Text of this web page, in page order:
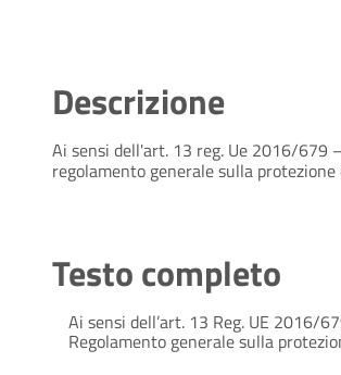
Descrizione
Ai sensi dell'art. 13 reg. Ue 2016/679 –
regolamento generale sulla protezione
Testo completo
Ai sensi dell’art. 13 Reg. UE 2016/
Regolamento generale sulla